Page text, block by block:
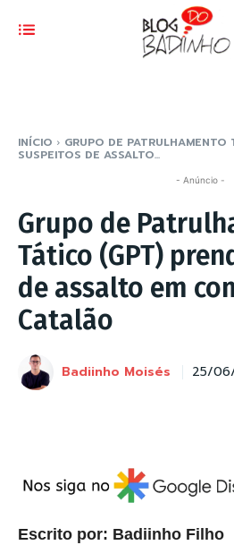
INÍCIO GRUPO DE
SUSPEITOS DE ASSALTO...
- Anúncio -
Grupo de
Tático (GPT)
de assalto em
Catalão
Badiinho Moisés 25/
Escrito por: Badiinho Filho